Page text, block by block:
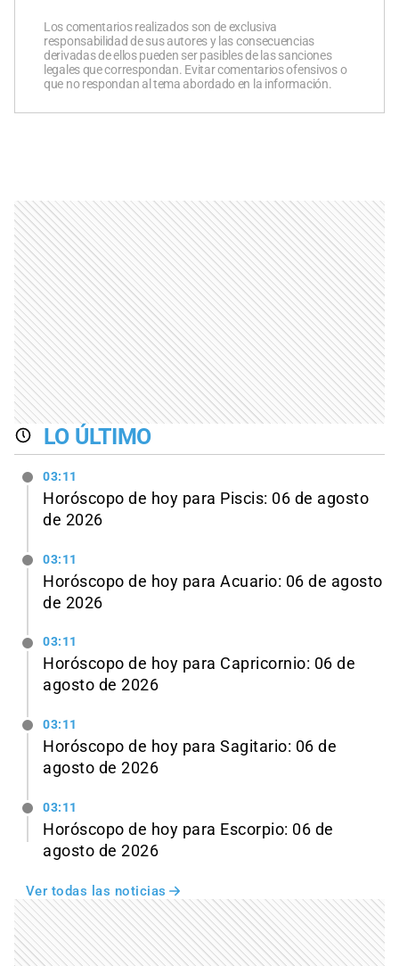
Los comentarios realizados son de exclusiva
responsabilidad de sus autores y las consecuencias
derivadas de ellos pueden ser pasibles de las sanciones
legales que correspondan. Evitar comentarios ofensivos o
que no respondan al tema abordado en la información.
LO ÚLTIMO
03:11
Horóscopo de hoy para Piscis: 06 de agosto
de 2026
03:11
Horóscopo de hoy para Acuario: 06 de agosto
de 2026
03:11
Horóscopo de hoy para Capricornio: 06 de
agosto de 2026
03:11
Horóscopo de hoy para Sagitario: 06 de
agosto de 2026
03:11
Horóscopo de hoy para Escorpio: 06 de
agosto de 2026
Ver todas las noticias